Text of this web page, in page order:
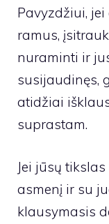
Pavyzdžiui,
ramus,
nuraminti ir
susijaudinęs,
atidžiai
suprastam.
Jei jūsų
asmenį ir su
klausymasis